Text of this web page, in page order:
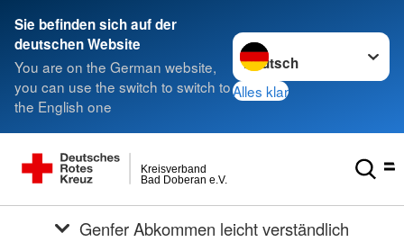
Sie befinden sich auf der
deutschen Website
You are on the German website,
you can use the switch to switch to
the English one
Sprache wechseln zu
Alles klar
Bad Doberan e.V.
Kreisverband
Genfer Abkommen leicht verständlich